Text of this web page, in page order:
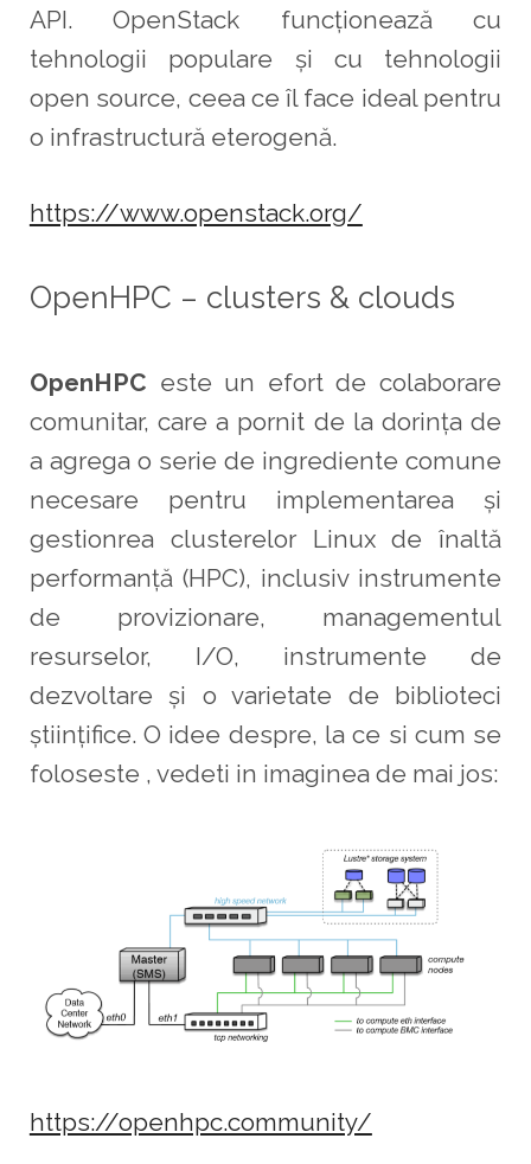
API.
OpenStack funcționează cu
tehnologii populare și cu tehnologii
open source, ceea ce îl face ideal pentru
o infrastructură eterogenă.
https://www.openstack.org/
OpenHPC – clusters & clouds
OpenHPC este un efort de colaborare
comunitar, care a pornit de la dorința de
a agrega o serie de ingrediente comune
necesare pentru implementarea și
gestionrea clusterelor Linux de înaltă
performanță (HPC), inclusiv instrumente
de provizionare, managementul
resurselor, I/O, instrumente de
dezvoltare și o varietate de biblioteci
științifice. O idee despre, la ce si cum se
foloseste , vedeti in imaginea de mai jos:
https://openhpc.community/